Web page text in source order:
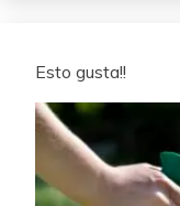
Esto gusta!!